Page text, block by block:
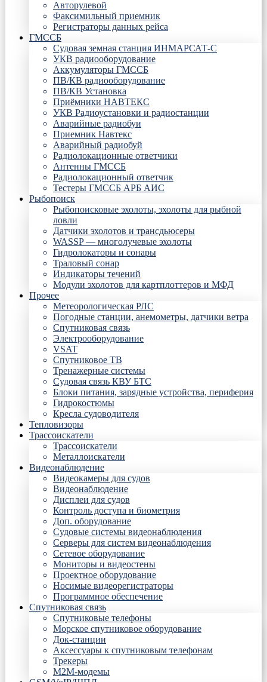
Авторулевой
Факсимильный приемник
Регистраторы данных рейса
ГМССБ
Судовая земная станция ИНМАРСАТ-С
УКВ радиооборудование
Аккумуляторы ГМССБ
ПВ/КВ радиооборудование
ПВ/КВ Установка
Приёмники НАВТЕКС
УКВ Радиоустановки и радиостанции
Аварийные радиобуи
Приемник Навтекс
Аварийный радиобуй
Радиолокационные ответчики
Антенны ГМССБ
Радиолокационный ответчик
Тестеры ГМССБ АРБ АИС
Рыбопоиск
Рыбопоисковые эхолоты, эхолоты для рыбной
ловли
Датчики эхолотов и трансдьюсеры
WASSP — многолучевые эхолоты
Гидролокаторы и сонары
Траловый сонар
Индикаторы течений
Модули эхолотов для картплоттеров и МФД
Прочее
Метеорологическая РЛС
Погодные станции, анемометры, датчики ветра
Спутниковая связь
Электрооборудование
VSAT
Спутниковое ТВ
Тренажерные системы
Судовая связь КВУ БТС
Блоки питания, зарядные устройства, периферия
Гидрокостюмы
Кресла судоводителя
Тепловизоры
Трассоискатели
Трассоискатели
Металлоискатели
Видеонаблюдение
Видеокамеры для судов
Видеонаблюдение
Дисплеи для судов
Контроль доступа и биометрия
Доп. оборудование
Судовые системы видеонаблюдения
Серверы для систем видеонаблюдения
Сетевое оборудование
Мониторы и видеостены
Проектное оборудование
Носимые видеорегистраторы
Программное обеспечение
Спутниковая связь
Спутниковые телефоны
Морское спутниковое оборудование
Док-станции
Аксессуары к спутниковым телефонам
Трекеры
М2М-модемы